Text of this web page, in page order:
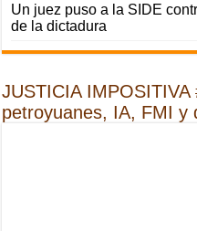
Un juez puso a la SIDE
de la dictadura
JUSTICIA IMPOSITIVA
petroyuanes, IA, FMI y